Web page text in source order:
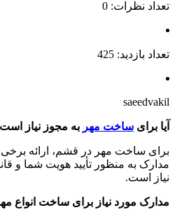
تعداد نظرات: 0
تعداد بازدید: 425
saeedvakil
آیا برای ساخت مهر به مجوز نیاز
برای ساخت مهر در قشم، ارائه
مدارک به منظور تأیید هویت شما و
نیاز است.
مدارک مورد نیاز برای ساخت انواع